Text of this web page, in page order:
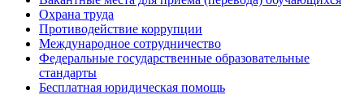
Охрана труда
Противодействие коррупции
Международное сотрудничество
Федеральные государственные образовательные
стандарты
Бесплатная юридическая помощь